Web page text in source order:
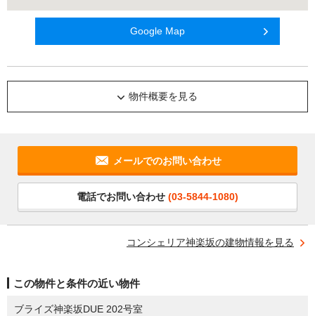
Google Map
物件概要を見る
メールでのお問い合わせ
電話でお問い合わせ (03-5844-1080)
コンシェリア神楽坂の建物情報を見る
この物件と条件の近い物件
ブライズ神楽坂DUE 202号室